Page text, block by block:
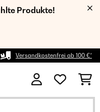
Produkte!
Versandkostenfrei ab 100 €*